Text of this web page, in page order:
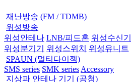
재난방송 (FM / TDMB)
위성방송
위성안테나 LNB/피드혼 위성수신기
위성분기기
위성스위치 위성유니트
SPAUN (멀티다이젝)
SMS series SMK series Accessory
지상파 안테나 기기 (공청)